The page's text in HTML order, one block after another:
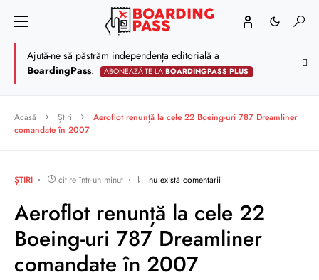
Ajută-ne să păstrăm independența editorială a
BoardingPass. ABONEAZĂ-TE LABOARDINGPASS PLUS
Acasă Știri
Aeroflot renunță la cele 22 Boeing-uri 787 Dreamliner
comandate în 2007
ȘTIRI citire într-un minut nu există comentarii
Aeroflot renunță la cele 22
Boeing-uri 787 Dreamliner
comandate în 2007